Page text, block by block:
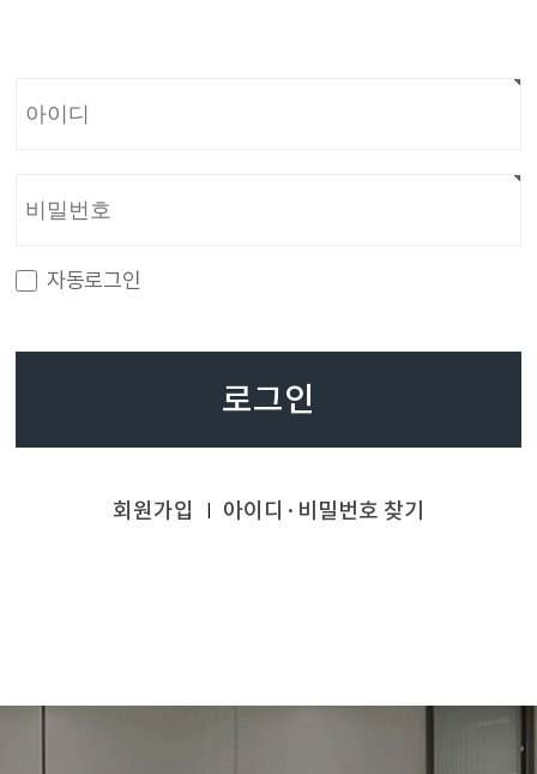
자동로그인
로그인
회원가입 | 아이디·비밀번호 찾기